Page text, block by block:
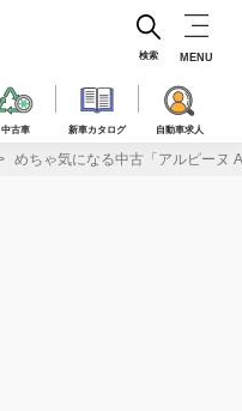
中古車 新車カタログ 自動車求人
検索 MENU
めちゃ気になる中古「アルピーヌ